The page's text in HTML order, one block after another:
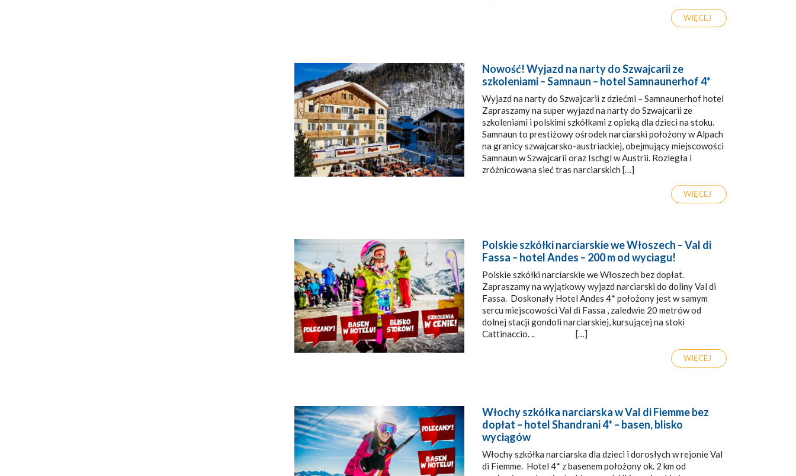
WIĘCEJ
Nowość! Wyjazd na narty do Szwajcarii ze
szkoleniami – Samnaun – hotel Samnaunerhof 4*
Wyjazd na narty do Szwajcarii z dziećmi – Samnaunerhof hotel
Zapraszamy na super wyjazd na narty do Szwajcarii ze
szkoleniami i polskimi szkółkami z opieką dla dzieci na stoku.
Samnaun to prestiżowy ośrodek narciarski położony w Alpach
na granicy szwajcarsko-austriackiej, obejmujący miejscowości
Samnaun w Szwajcarii oraz Ischgl w Austrii. Rozległa i
zróżnicowana sieć tras narciarskich […]
WIĘCEJ
Polskie szkółki narciarskie we Włoszech – Val di
Fassa – hotel Andes – 200 m od wyciagu!
Polskie szkółki narciarskie we Włoszech bez dopłat.
Zapraszamy na wyjątkowy wyjazd narciarski do doliny Val di
Fassa. Doskonały Hotel Andes 4* położony jest w samym
sercu miejscowości Val di Fassa , zaledwie 20 metrów od
dolnej stacji gondoli narciarskiej, kursującej na stoki
Cattinaccio. .. […]
WIĘCEJ
Włochy szkółka narciarska w Val di Fiemme bez
dopłat – hotel Shandrani 4* – basen, blisko
wyciągów
Włochy szkółka narciarska dla dzieci i dorosłych w rejonie Val
di Fiemme. Hotel 4* z basenem położony ok. 2 km od